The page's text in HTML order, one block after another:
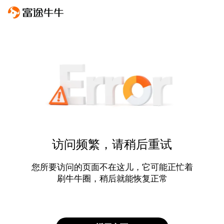
访问频繁，请稍后重试
您所要访问的页面不在这儿，它可能正忙着
刷牛牛圈，稍后就能恢复正常